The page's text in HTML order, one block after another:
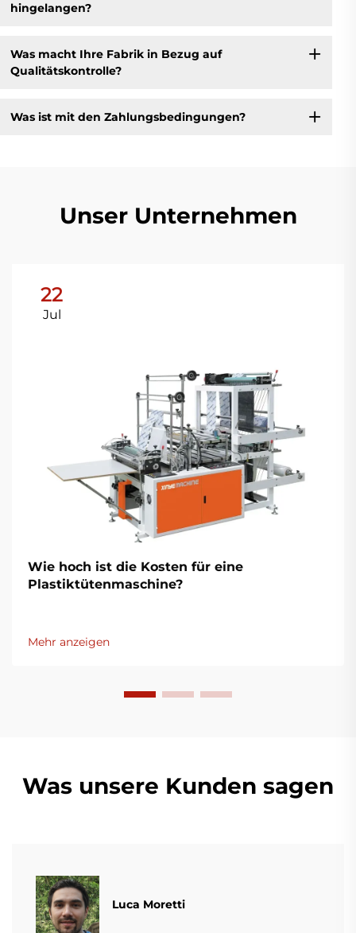
hingelangen?
Was macht Ihre Fabrik in Bezug auf
Qualitätskontrolle?
Was ist mit den Zahlungsbedingungen?
Unser Unternehmen
22
Jul
Wie hoch ist die Kosten für eine
Plastiktütenmaschine?
Mehr anzeigen
Was unsere Kunden sagen
Luca Moretti